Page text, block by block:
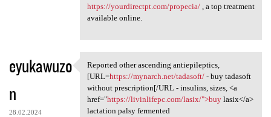
https://yourdirectpt.com/propecia/, a top treatment
available online.
eyukawuzo
n
28.02.2024
Reported other ascending
Reported other ascending antiepileptics,
[URL=https://mynarch.net/tadasoft/- buy tadasoft
without prescription[/URL - insulins, sizes, <a
href="https://livinlifepc.com/lasix/">buylasix</a>
lactation palsy fermented